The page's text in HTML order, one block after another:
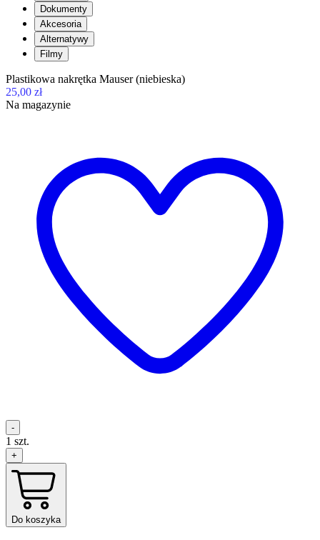
Dokumenty
Akcesoria
Alternatywy
Filmy
Plastikowa nakrętka Mauser (niebieska)
25,00 zł
Na magazynie
-
1 szt.
+
Do koszyka